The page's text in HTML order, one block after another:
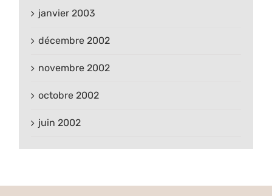
janvier 2003
décembre 2002
novembre 2002
octobre 2002
juin 2002